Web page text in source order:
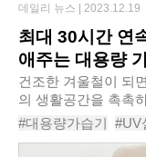
최대 30시간 연
애주는 대용량
건조한 겨울철이 되
의 생활공간을 촉촉
할 때마다 신경이 쓰
습기를 충족시킬 정
#대용량가습기 #UV
#엔뚜마노16L스마
데일리 뉴스 | 2023.12.19